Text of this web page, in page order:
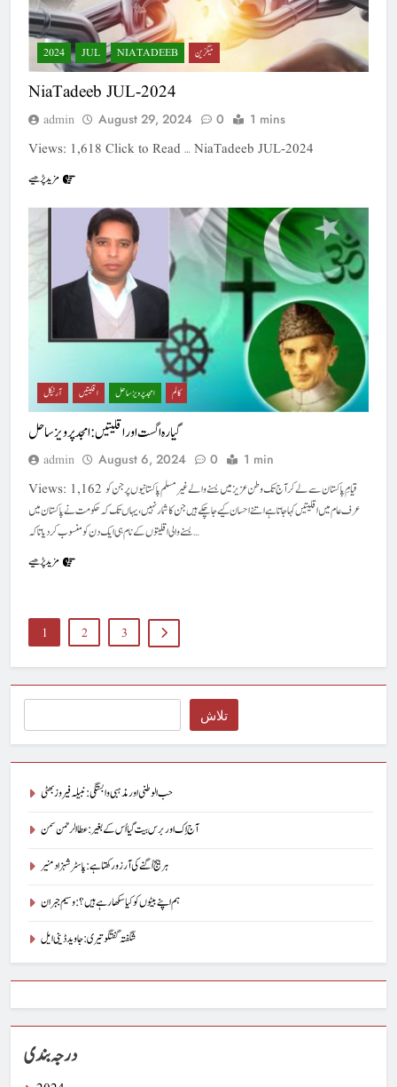
2024 JUL NIATADEEB میگزین
NiaTadeeb JUL-2024
admin August 29, 2024 0 1 mins
Views: 1,618 Click to Read … NiaTadeeb JUL-2024
مزید پڑھیے
آرٹیکل اقلیتیں امجد پرویز ساحل کالم
گیارہ اگست اور اقلیتیں : امجد پرویزساحل
admin August 6, 2024 0 1 min
Views: 1,162 قیامِ پاکستان سے لے کر آج تک وطن عزیز میں بسنے والے غیرمسلم پاکستانیوں پر جن کو
عرف عام میں اقلیتیں کہا جاتا ہے اتنے احسان کیے جا چکے ہیں جن کا شمار نہیں،یہاں تک کہ حکومت نے پاکستان میں
بسنے والی اقلیتوں کے نام ہی ایک دن کو منسوب کر دیا تاکہ…
مزید پڑھیے
1 2 3
تلاش
حب الوطنی اور مذہبی وابستگی : نبیلہ فیروز بھٹی
آج اِک اور برس بیت گیا اُس کے بغیر : عطاالرحمن سمن
ہر بیج اُگنے کی آرزو رکھتا ہے : پاسٹر شہزاد منیر
ہم اپنے بیٹوں کو کیا سکھا رہے ہیں؟ : وسیم جبران
شگفتہ گفتگو تیری : جاوید ڈینی ایل
درجہ بندی